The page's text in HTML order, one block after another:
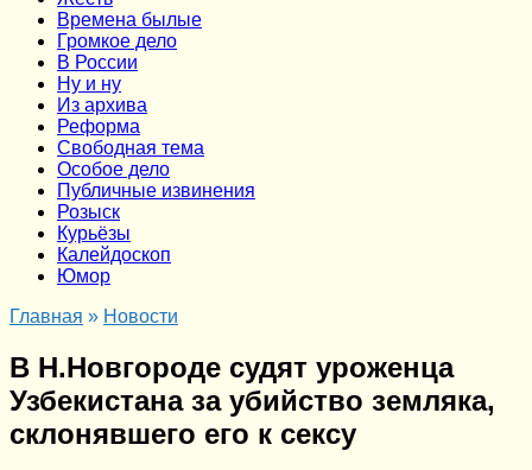
Времена былые
Громкое дело
В России
Ну и ну
Из архива
Реформа
Cвободная тема
Особое дело
Публичные извинения
Розыск
Курьёзы
Калейдоскоп
Юмор
Главная » Новости
В Н.Новгороде судят уроженца
Узбекистана за убийство земляка,
склонявшего его к сексу